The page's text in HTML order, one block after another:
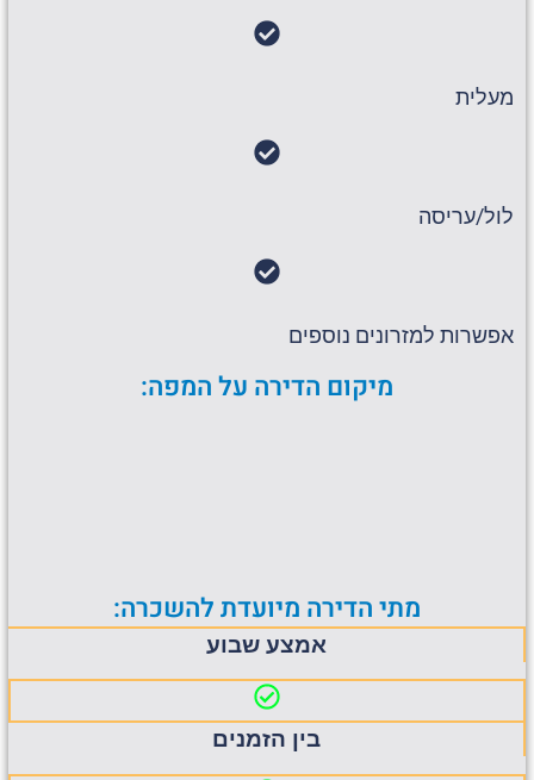
מעלית
לול/עריסה
אפשרות למזרונים נוספים
מיקום הדירה על המפה:
מתי הדירה מיועדת להשכרה:
אמצע שבוע
בין הזמנים